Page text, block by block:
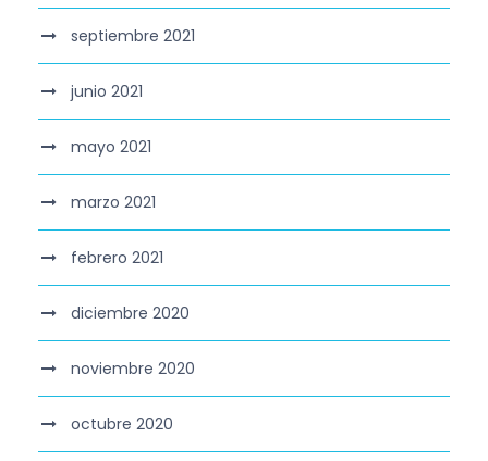
septiembre 2021
junio 2021
mayo 2021
marzo 2021
febrero 2021
diciembre 2020
noviembre 2020
octubre 2020